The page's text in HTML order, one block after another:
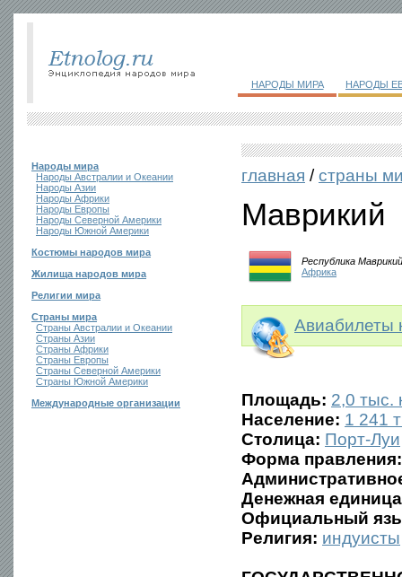
НАРОДЫ МИРА НАРОДЫ
Народы мира
Народы Австралии и Океании
Народы Азии
Народы Африки
Народы Европы
Народы Северной Америки
Народы Южной Америки
Костюмы народов мира
Жилища народов мира
Религии мира
Страны мира
Страны Австралии и Океании
Страны Азии
Страны Африки
Страны Европы
Страны Северной Америки
Страны Южной Америки
Международные организации
главная /страны
Маврикий
Республика Маврикий
Африка
Авиабилеты
Площадь: 2,0 тыс.
Население: 1 241
Столица: Порт-Луи
Форма правления:
Денежная
Официальный
Религия: индуисты